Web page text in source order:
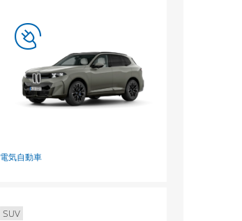
電気自動車
SUV